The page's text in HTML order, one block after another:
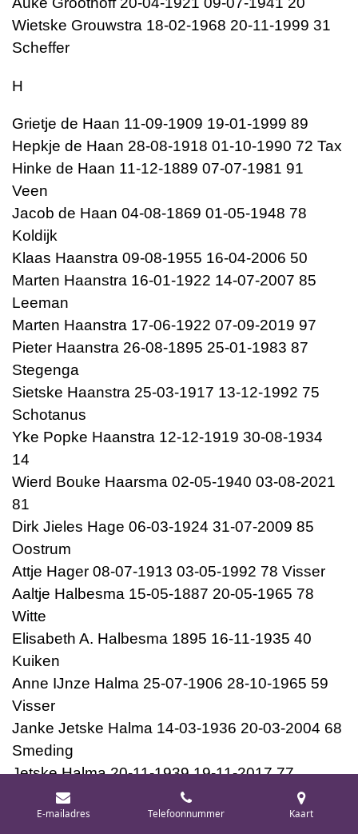
Wietske Grouwstra 18-02-1968 20-11-1999 31
Scheffer
H
Grietje de Haan 11-09-1909 19-01-1999 89
Hepkje de Haan 28-08-1918 01-10-1990 72 Tax
Hinke de Haan 11-12-1889 07-07-1981 91
Veen
Jacob de Haan 04-08-1869 01-05-1948 78
Koldijk
Klaas Haanstra 09-08-1955 16-04-2006 50
Marten Haanstra 16-01-1922 14-07-2007 85
Leeman
Marten Haanstra 17-06-1922 07-09-2019 97
Pieter Haanstra 26-08-1895 25-01-1983 87
Stegenga
Sietske Haanstra 25-03-1917 13-12-1992 75
Schotanus
Yke Popke Haanstra 12-12-1919 30-08-1934
14
Wierd Bouke Haarsma 02-05-1940 03-08-2021
81
Dirk Jieles Hage 06-03-1924 31-07-2009 85
Oostrum
Attje Hager 08-07-1913 03-05-1992 78 Visser
Aaltje Halbesma 15-05-1887 20-05-1965 78
Witte
Elisabeth A. Halbesma 1895 16-11-1935 40
Kuiken
Anne IJnze Halma 25-07-1906 28-10-1965 59
Visser
Janke Jetske Halma 14-03-1936 20-03-2004 68
Smeding
Jetske Halma 20-11-1939 19-11-2017 77
Woudstra
Meindert Halma 05-03-1905 16-07-1988 83
E-mailadres Telefoonnummer Kaart